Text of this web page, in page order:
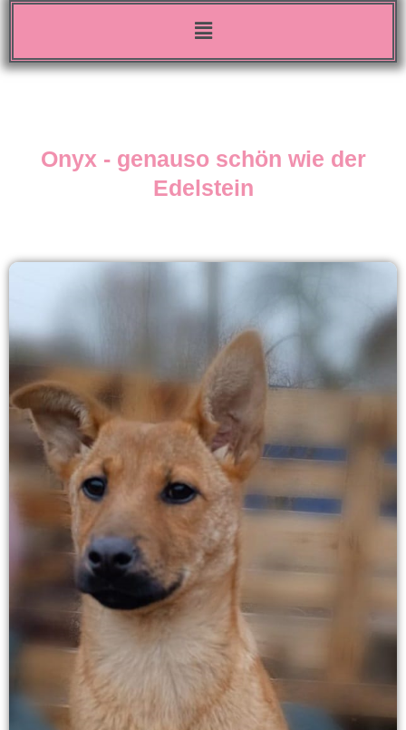
Menü
Onyx - genauso schön wie der
Edelstein